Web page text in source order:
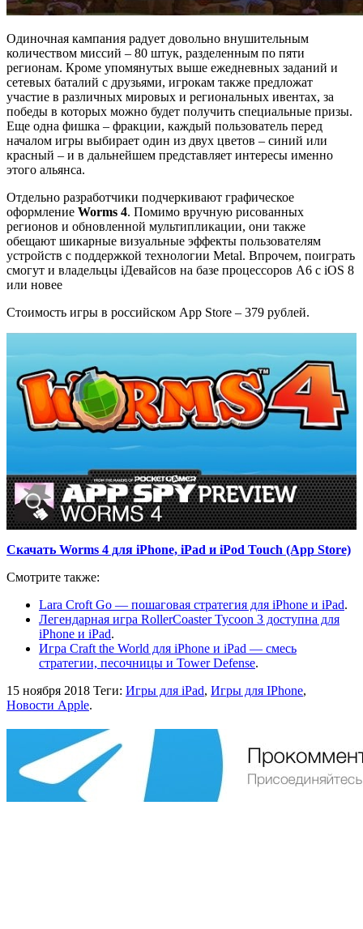
Одиночная кампания радует довольно внушительным
количеством миссий – 80 штук, разделенным по пяти
регионам. Кроме упомянутых выше ежедневных заданий и
сетевых баталий с друзьями, игрокам также предложат
участие в различных мировых и региональных ивентах, за
победы в которых можно будет получить специальные призы.
Еще одна фишка – фракции, каждый пользователь перед
началом игры выбирает один из двух цветов – синий или
красный – и в дальнейшем представляет интересы именно
этого альянса.
Отдельно разработчики подчеркивают графическое
оформление Worms 4. Помимо вручную рисованных
регионов и обновленной мультипликации, они также
обещают шикарные визуальные эффекты пользователям
устройств с поддержкой технологии Metal. Впрочем, поиграть
смогут и владельцы iДевайсов на базе процессоров A6 с iOS 8
или новее
Стоимость игры в российском App Store – 379 рублей.
Скачать Worms 4 для iPhone, iPad и iPod Touch (App Store)
Смотрите также:
Lara Croft Go — пошаговая стратегия для iPhone и iPad.
Легендарная игра RollerCoaster Tycoon 3 доступна для
iPhone и iPad.
Игра Craft the World для iPhone и iPad — смесь
стратегии, песочницы и Tower Defense.
15 ноября 2018 Теги: Игры для iPad, Игры для IPhone,
Новости Apple.